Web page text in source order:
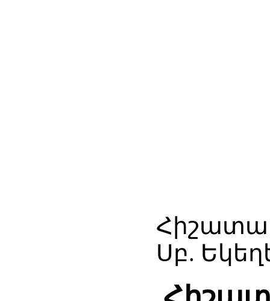
Սբ.